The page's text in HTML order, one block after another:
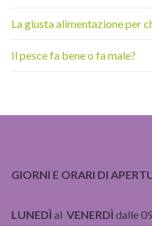
La giusta alimentazione per
Il pesce fa bene o fa male?
GIORNI E ORARI DI
LUNEDÌ al VENERDÌ dalle